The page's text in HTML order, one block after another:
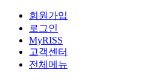
회원가입
로그인
MyRISS
고객센터
전체메뉴